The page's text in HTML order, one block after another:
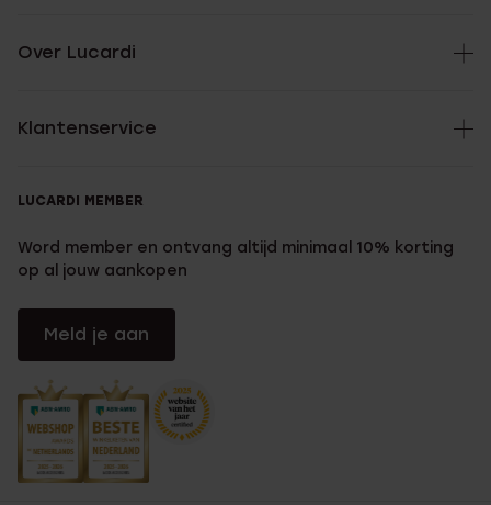
Over Lucardi
Klantenservice
LUCARDI MEMBER
Word member en ontvang altijd minimaal 10% korting
op al jouw aankopen
Meld je aan